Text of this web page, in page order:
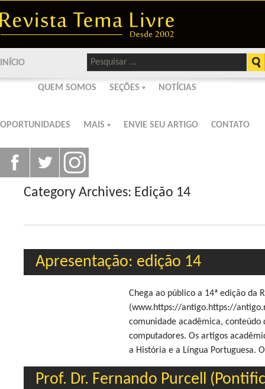
Pesquisar
por:
INÍCIO
QUEM SOMOS SEÇÕES NOTÍCIAS
OPORTUNIDADES MAIS ENVIE SEU ARTIGO CONTATO
Category Archives: Edição 14
Apresentação: edição 14
Chega ao público a 14ª edição da
(www.https://antigo.https://
comunidade acadêmica,
computadores. Os artigos
a História e a Língua Portuguesa.
Prof. Dr. Fernando Purcell